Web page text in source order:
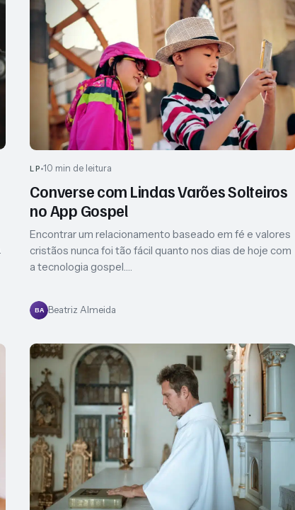
LP 10 min de leitura
Converse com Lindas Varões Solteiros
no App Gospel
Encontrar um relacionamento baseado em fé e valores
cristãos nunca foi tão fácil quanto nos dias de hoje com
a tecnologia gospel.…
BA Beatriz Almeida